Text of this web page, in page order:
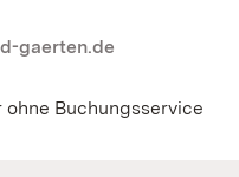
gaerten.de
ohne Buchungsservice